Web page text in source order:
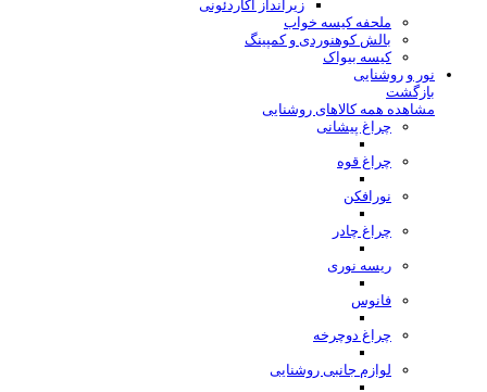
زیرانداز آکاردئونی
ملحفه کیسه خواب
بالش کوهنوردی و کمپینگ
کیسه بیواک
نور و روشنایی
بازگشت
مشاهده همه کالاهای روشنایی
چراغ پیشانی
چراغ قوه
نورافکن
چراغ چادر
ریسه نوری
فانوس
چراغ دوچرخه
لوازم جانبی روشنایی